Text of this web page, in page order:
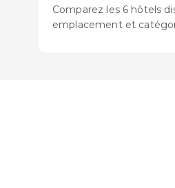
Comparez les 6 hôtels
emplacement et